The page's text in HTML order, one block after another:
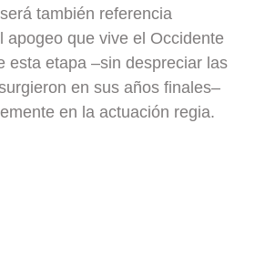
también referencia
apogeo que vive el Occidente
esta etapa –sin despreciar las
en sus años finales–
en la actuación regia.